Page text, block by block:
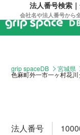
法人番号検索
会社名や法人番号から
grip spaceDB 宮城県
色麻町外一市一ヶ村花
法人番号